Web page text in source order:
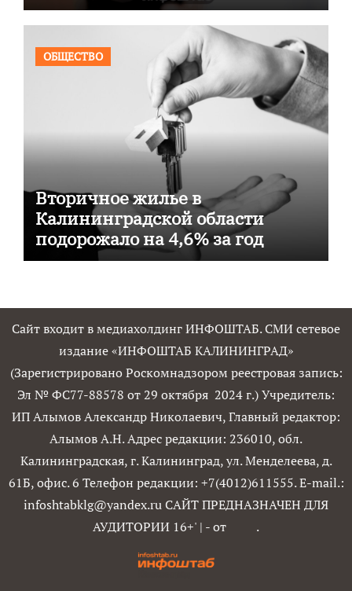
ОБЩЕСТВО
Вторичное жилье в
Калининградской области
подорожало на 4,6% за год
Сайт входит в медиахолдинг ИНФОШТАБ. СМИ сетевое
издание «ИНФОШТАБ КАЛИНИНГРАД»
(Зарегистрировано Роскомнадзором реестровая запись:
Эл № ФС77-88578 от 29 октября 2024 г.) Учредитель:
ИП Алымов Александр Николаевич, Главный редактор:
Алымов А.Н. Адрес редакции: 236010, обл.
Калининградская, г. Калининград, ул. Менделеева, д.
61Б, офис. 6 Телефон редакции: +7(4012)611555. E-mail.:
infoshtabklg@yandex.ru САЙТ ПРЕДНАЗНАЧЕН ДЛЯ
АУДИТОРИИ 16+' | - от .